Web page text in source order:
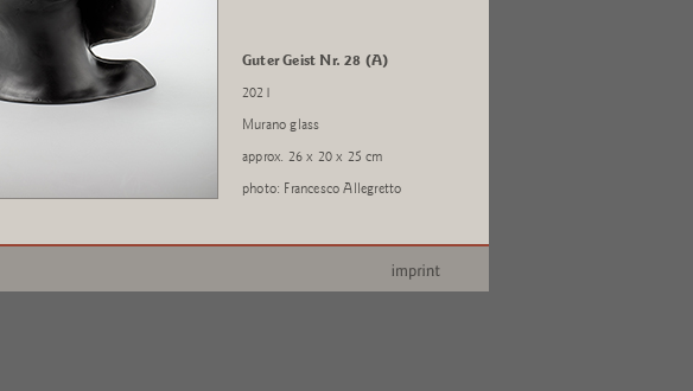
Guter Geist Nr. 28 (A)
2021
Murano glass
approx. 26 x 20 x 25 cm
photo: Francesco Allegretto